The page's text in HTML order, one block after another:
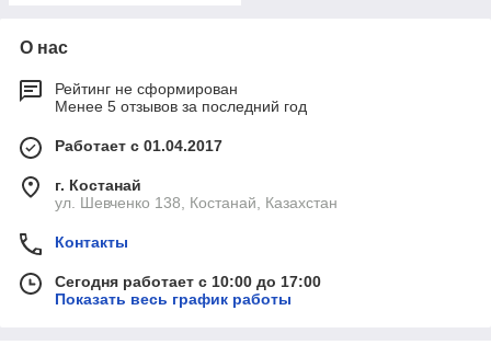
О нас
Рейтинг не сформирован
Менее 5 отзывов за последний год
Работает с 01.04.2017
г. Костанай
ул. Шевченко 138, Костанай, Казахстан
Контакты
Сегодня работает с 10:00 до 17:00
Показать весь график работы